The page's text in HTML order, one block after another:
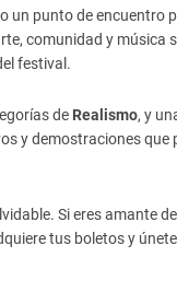
un punto de encuentro
comunidad y música
festival.
de Realismo, y
y demostraciones que
Si eres amante
tus boletos y